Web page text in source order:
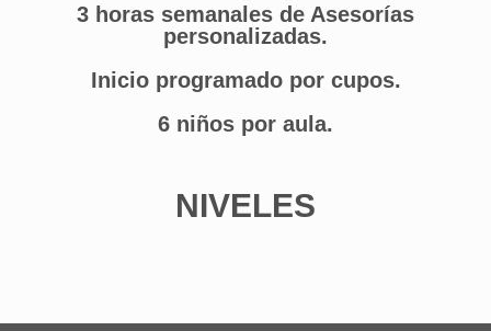
3 horas semanales de Asesorías
personalizadas.
Inicio programado por cupos.
6 niños por aula.
NIVELES